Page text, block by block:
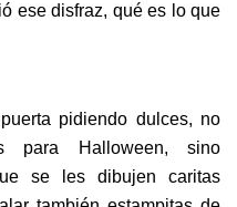
ese disfraz, qué es lo que
pidiendo dulces, no
para Halloween, sino
se les dibujen caritas